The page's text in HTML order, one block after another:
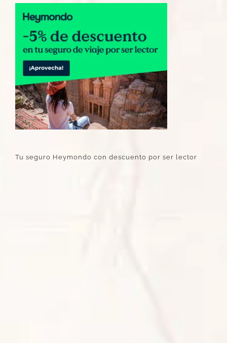
Tu seguro Heymondo con descuento por ser lector